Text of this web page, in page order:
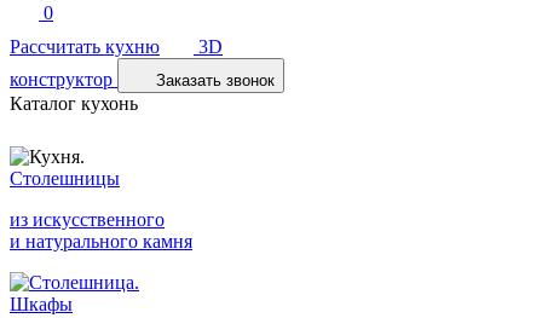
0
Рассчитать кухню
3D
конструктор
Заказать звонок
Каталог кухонь
Столешницы
из искусственного
и натурального камня
Шкафы